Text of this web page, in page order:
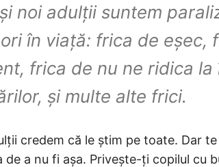
noi adulții suntem
în viață: frica de eșec,
frica de nu ne ridica la
și multe alte frici.
credem că le știm pe toate. Dar
de a nu fi așa. Privește-ți copilul cu